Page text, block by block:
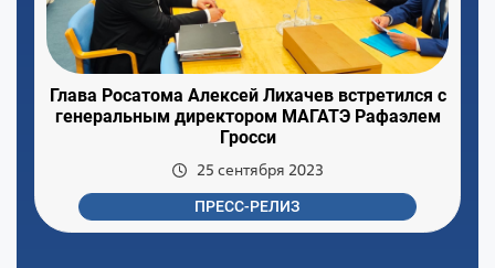
Глава Росатома Алексей Лихачев встретился с
генеральным директором МАГАТЭ Рафаэлем
Гросси
25 сентября 2023
ПРЕСС-РЕЛИЗ